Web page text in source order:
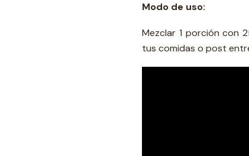
Modo de uso:
Mezclar 1 porción con
tus comidas o post